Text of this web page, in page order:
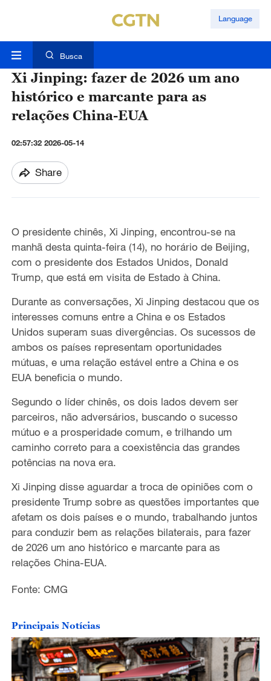
Language
Busca
Xi Jinping: fazer de 2026 um ano
histórico e marcante para as
relações China-EUA
02:57:32 2026-05-14
Share
O presidente chinês, Xi Jinping, encontrou-se na
manhã desta quinta-feira (14), no horário de Beijing,
com o presidente dos Estados Unidos, Donald
Trump, que está em visita de Estado à China.
Durante as conversações, Xi Jinping destacou que os
interesses comuns entre a China e os Estados
Unidos superam suas divergências. Os sucessos de
ambos os países representam oportunidades
mútuas, e uma relação estável entre a China e os
EUA beneficia o mundo.
Segundo o líder chinês, os dois lados devem ser
parceiros, não adversários, buscando o sucesso
mútuo e a prosperidade comum, e trilhando um
caminho correto para a coexistência das grandes
potências na nova era.
Xi Jinping disse aguardar a troca de opiniões com o
presidente Trump sobre as questões importantes que
afetam os dois países e o mundo, trabalhando juntos
para conduzir bem as relações bilaterais, para fazer
de 2026 um ano histórico e marcante para as
relações China-EUA.
Fonte: CMG
Principais Notícias